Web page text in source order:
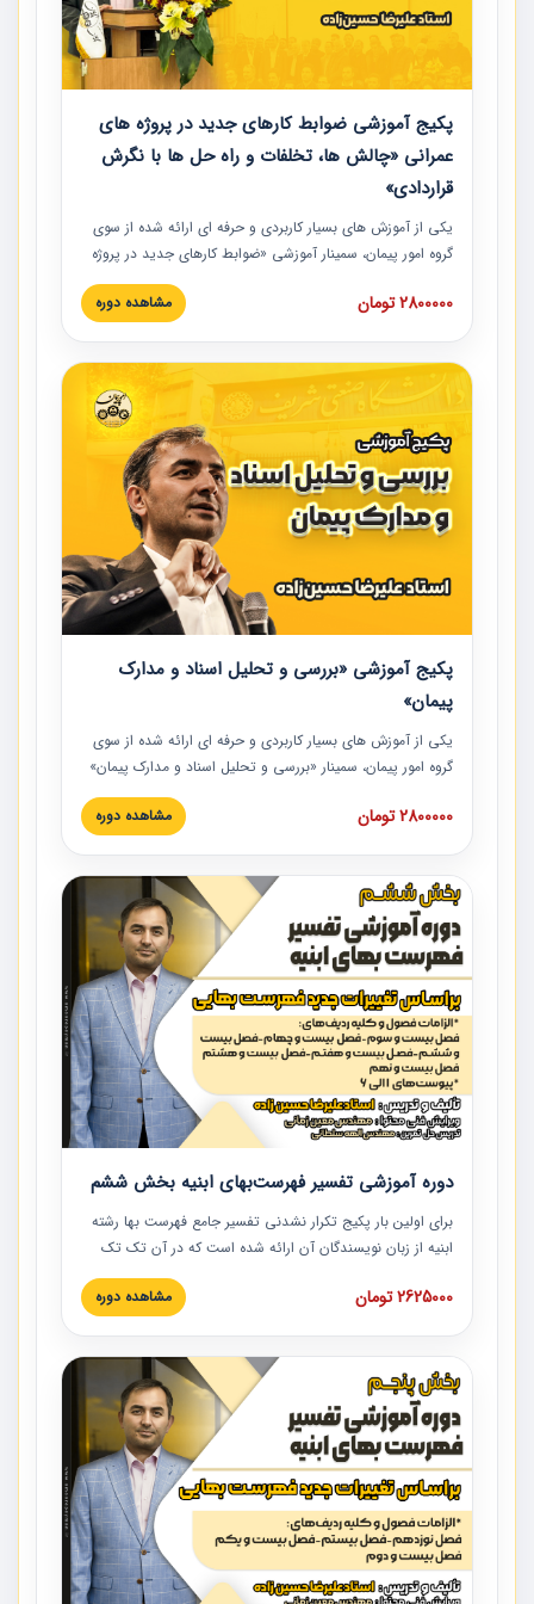
پکیج آموزشی ضوابط کارهای جدید در پروژه های
عمرانی «چالش ها، تخلفات و راه حل ها با نگرش
قراردادی»
یکی از آموزش‏‏‏‏‏‏ های بسیار کاربردی و حرفه‏ ای ارائه شده از سوی
گروه امور پیمان، سمینار آموزشی «ضوابط کارهای جدید در پروژه
های عمرانی» چالش ها، تخلفات و راه حل ها با نگرش قراردادی
است که در محل سندیکای شرکت های ساختمانی کشور ارائه شد.
مدارک پیمان به همراه تجربیات عملی ارائه شده است.
2800000 تومان مشاهده دوره
پکیج آموزشی «بررسی و تحلیل اسناد و مدارک
پیمان»
یکی از آموزش‏‏‏‏‏‏ های بسیار کاربردی و حرفه‏ ای ارائه شده از سوی
گروه امور پیمان، سمینار «بررسی و تحلیل اسناد و مدارک پیمان»
است که در دانشگاه صنعتی شریف ارائه شد. در این آموزش
نکات کلیدی مربوط به اسناد و مدارک پیمان، اولویت بندی اسناد
پیمان به همراه تجربیات عملی در این خصوص ارائه شده است.
2800000 تومان مشاهده دوره
دوره آموزشی تفسیر فهرست‌بهای ابنیه بخش ششم
برای اولین بار پکیج تکرار نشدنی تفسیر جامع فهرست بها رشته
ابنیه از زبان نویسندگان آن ارائه شده است که در آن تک تک
ردیف ها و مطالب فهرست بها تفسیر و ارائه شده است. این
دوره به صورت کامل تصویری بوده و به همراه تصاویر عملیات
دوره با کلام مهندس علیرضاحسین‌زاده مدیر پروژه مهندسی
مشاور در امر بازنگری فهرست بها رشته ابنیه ارائه شده و به تمام
همکارانی که در حوزه صنعت ساخت در حال فعالیت هستند حتما
توصیه می کنیم از مطالب این دوره استفاده نمایند.
2625000 تومان مشاهده دوره